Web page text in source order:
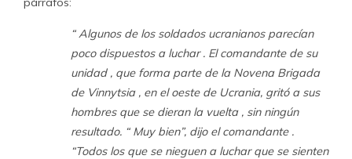
“ Algunos de los soldados ucranianos parecían
poco dispuestos a luchar . El comandante de su
unidad , que forma parte de la Novena Brigada
de Vinnytsia , en el oeste de Ucrania, gritó a sus
hombres que se dieran la vuelta , sin ningún
resultado. “ Muy bien”, dijo el comandante .
“Todos los que se nieguen a luchar que se sienten